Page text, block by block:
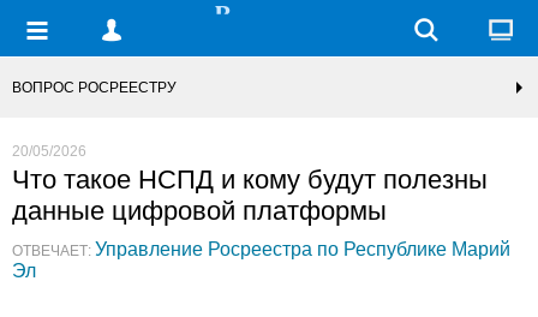
ВОПРОС РОСРЕЕСТРУ
20/05/2026
Что такое НСПД и кому будут полезны
данные цифровой платформы
ОТВЕЧАЕТ: Управление Росреестра по Республике Марий
Эл